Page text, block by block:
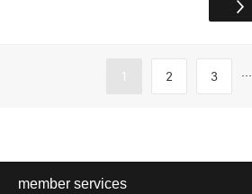
1 2 3 ...
member services